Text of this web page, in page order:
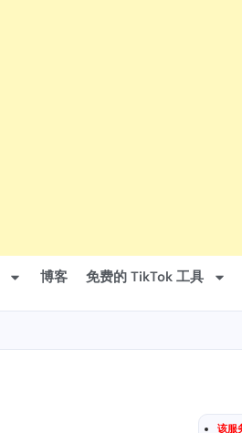
博客 免费的 TikTok 工具
该服